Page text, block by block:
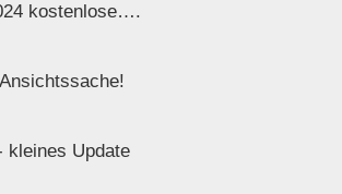
kostenlose….
kleines Update